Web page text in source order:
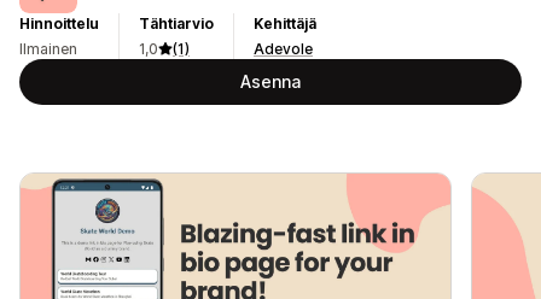
Hinnoittelu
Ilmainen
Tähtiarvio
1,0
(1)
Kehittäjä
Adevole
Asenna